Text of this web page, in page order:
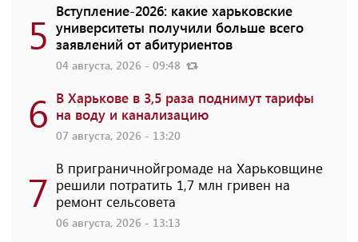
5 Вступление-2026: какие харьковские
университеты получили больше всего
заявлений от абитуриентов
04 августа, 2026 - 09:48
6 В Харькове в 3,5 раза поднимут тарифы
на воду и канализацию
07 августа, 2026 - 13:20
7 В приграничнойгромаде на Харьковщине
решили потратить 1,7 млн ​​гривен на
ремонт сельсовета
06 августа, 2026 - 13:13